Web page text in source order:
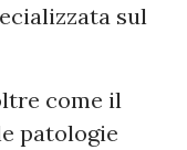
sul
come il
patologie